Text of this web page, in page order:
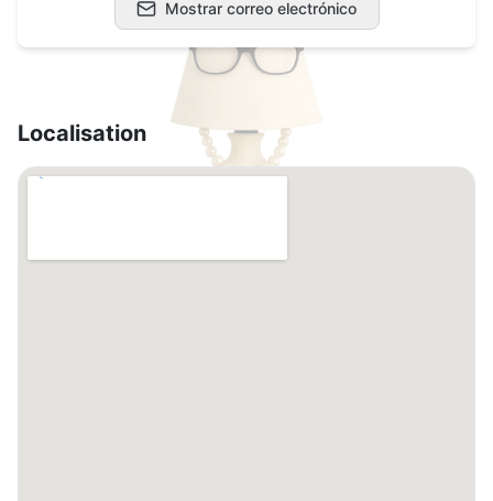
Mostrar correo electrónico
Localisation